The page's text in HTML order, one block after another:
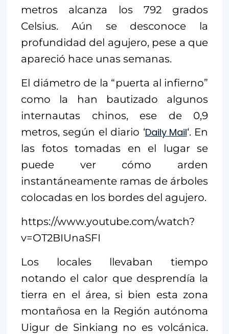
metros alcanza los 792 grados
Celsius. Aún se desconoce la
profundidad del agujero, pese a que
apareció hace unas semanas.
El diámetro de la “puerta al infierno”
como la han bautizado algunos
internautas chinos, ese de 0,9
metros, según el diario ‘Daily Mail‘. En
las fotos tomadas en el lugar se
puede ver cómo arden
instantáneamente ramas de árboles
colocadas en los bordes del agujero.
https://www.youtube.com/watch?
v=OT2BIUnaSFI
Los locales llevaban tiempo
notando el calor que desprendía la
tierra en el área, si bien esta zona
montañosa en la Región autónoma
Uigur de Sinkiang no es volcánica.